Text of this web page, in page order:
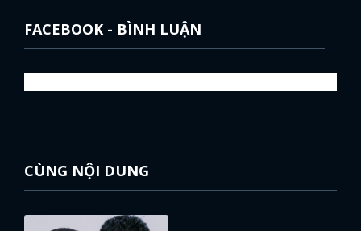
FACEBOOK - BÌNH LUẬN
CÙNG NỘI DUNG